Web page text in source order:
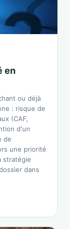
en
ou déjà
: risque de
(CAF,
d'un
de
une priorité
stratégie
dans